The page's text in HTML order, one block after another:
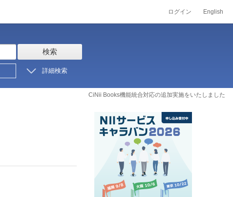
ログイン English
検索
詳細検索
CiNii Books機能統合対応の追加実施をいたしました